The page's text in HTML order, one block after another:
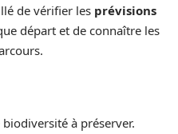
de vérifier les prévisions
départ et de connaître les
à préserver.